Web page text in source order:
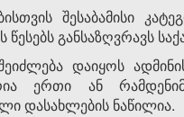
შესაბამისი
განსაზღვრავს
შეიძლება დაიყოს
ერთი ან
დასახლების ნაწილია.